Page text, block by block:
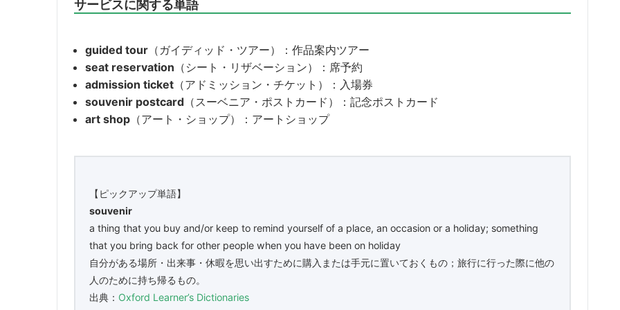
サービスに関する単語
guided tour （ガイディッド・ツアー）：作品案内ツアー
seat reservation （シート・リザベーション）：席予約
admission ticket （アドミッション・チケット）：入場券
souvenir postcard （スーベニア・ポストカード）：記念ポストカード
art shop （アート・ショップ）：アートショップ
【ピックアップ単語】
souvenir
a thing that you buy and/or keep to remind yourself of a place, an occasion or a holiday; something
that you bring back for other people when you have been on holiday
自分がある場所・出来事・休暇を思い出すために購入または手元に置いておくもの；旅行に行った際に他の
人のために持ち帰るもの。
出典： Oxford Learner’s Dictionaries